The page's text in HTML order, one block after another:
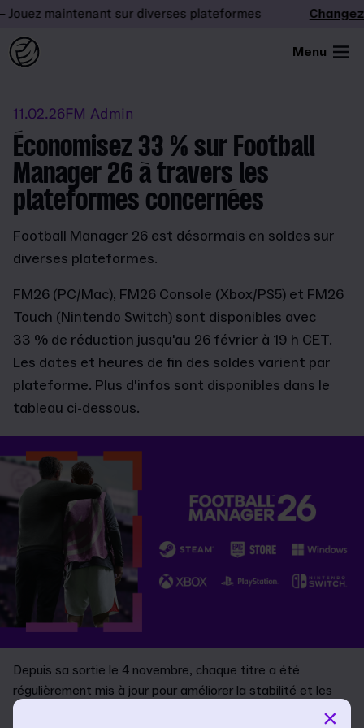
maintenant sur diverses plateformes Changez
Menu
11.02.26FM Admin
Économisez 33 % sur Football
Manager 26 à travers les
plateformes concernées
Football Manager 26 est désormais en soldes sur
diverses plateformes.
FM26 (PC/Mac), FM26 Console (Xbox/PS5) et FM26
Touch (Nintendo Switch) sont disponibles avec
33 % de réduction jusqu'au 26 février à 19 h CET.
Les dates et heures de fin des soldes varient par
plateforme. Plus d'infos sont disponibles dans le
tableau ci-dessous.
Depuis sa sortie le 4 novembre, chaque titre a été
régulièrement mis à jour pour améliorer la stabilité et les
performances.
×